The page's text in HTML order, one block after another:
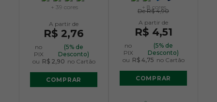
+ 39 cores
R$ 2,76
no
PIX
(5% de
Desconto)
ou R$ 2,90 no Cartão
COMPRAR
+ 8 cores
DeR$ 4,90
R$ 4,51
no
PIX
(5% de
Desconto)
ou R$ 4,75 no Cartão
COMPRAR